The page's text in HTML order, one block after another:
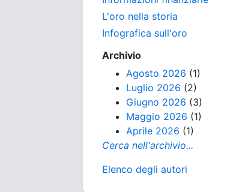
L'oro nella storia
Infografica sull'oro
Archivio
Agosto 2026 (1)
Luglio 2026 (2)
Giugno 2026 (3)
Maggio 2026 (1)
Aprile 2026 (1)
Cerca nell'archivio...
Elenco degli autori